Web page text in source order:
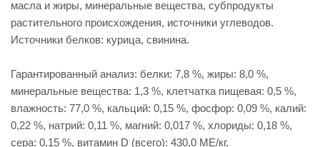
масла и жиры, минеральные вещества, субпродукты
растительного происхождения, источники углеводов.
Источники белков: курица, свинина.
Гарантированный анализ: белки: 7,8 %, жиры: 8,0 %,
минеральные вещества: 1,3 %, клетчатка пищевая: 0,5 %,
влажность: 77,0 %, кальций: 0,15 %, фосфор: 0,09 %, калий:
0,22 %, натрий: 0,11 %, магний: 0,017 %, хлориды: 0,18 %,
сера: 0,15 %, витамин D (всего): 430,0 ME/кг,